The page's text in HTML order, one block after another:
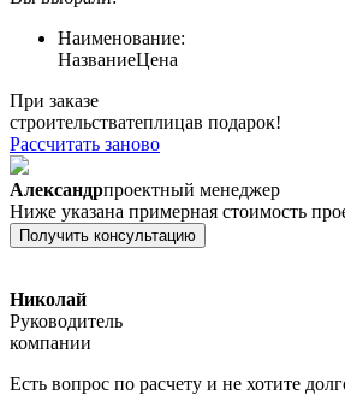
Наименование:
НазваниеЦена
При заказе
строительстватеплицав подарок!
Рассчитать заново
Александрпроектный менеджер
Ниже указана примерная стоимость
Получить консультацию
Николай
Руководитель
компании
Есть вопрос по расчету и не хотите